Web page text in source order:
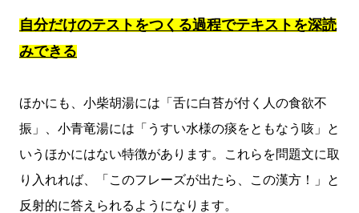
自分だけのテストをつくる過程でテキストを深読
みできる
ほかにも、小柴胡湯には「舌に白苔が付く人の食欲不
振」、小青竜湯には「うすい水様の痰をともなう咳」と
いうほかにはない特徴があります。これらを問題文に取
り入れれば、「このフレーズが出たら、この漢方！」と
反射的に答えられるようになります。